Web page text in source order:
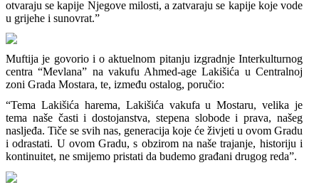
otvaraju se kapije Njegove milosti, a zatvaraju se kapije koje vode
u grijehe i sunovrat.”
Muftija je govorio i o aktuelnom pitanju izgradnje Interkulturnog
centra “Mevlana” na vakufu Ahmed-age Lakišića u Centralnoj
zoni Grada Mostara, te, između ostalog, poručio:
“Tema Lakišića harema, Lakišića vakufa u Mostaru, velika je
tema naše časti i dostojanstva, stepena slobode i prava, našeg
nasljeđa. Tiče se svih nas, generacija koje će živjeti u ovom Gradu
i odrastati. U ovom Gradu, s obzirom na naše trajanje, historiju i
kontinuitet, ne smijemo pristati da budemo građani drugog reda”.